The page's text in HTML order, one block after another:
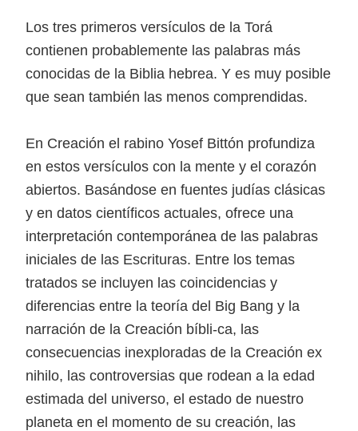
Los tres primeros versículos de la Torá
contienen probablemente las palabras más
conocidas de la Biblia hebrea. Y es muy posible
que sean también las menos comprendidas.
En Creación el rabino Yosef Bittón profundiza
en estos versículos con la mente y el corazón
abiertos. Basándose en fuentes judías clásicas
y en datos científicos actuales, ofrece una
interpretación contemporánea de las palabras
iniciales de las Escrituras. Entre los temas
tratados se incluyen las coincidencias y
diferencias entre la teoría del Big Bang y la
narración de la Creación bíbli-ca, las
consecuencias inexploradas de la Creación ex
nihilo, las controversias que rodean a la edad
estimada del universo, el estado de nuestro
planeta en el momento de su creación, las